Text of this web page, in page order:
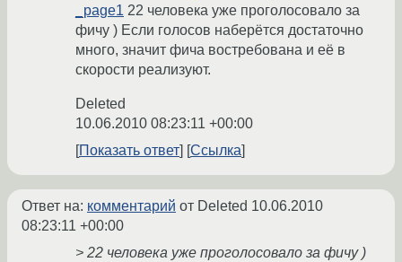
_page1 22 человека уже проголосовало за
фичу ) Если голосов наберётся достаточно
много, значит фича востребована и её в
скорости реализуют.
Deleted
10.06.2010 08:23:11 +00:00
Показать ответ
Ссылка
Ответ на: комментарий от Deleted 10.06.2010
08:23:11 +00:00
> 22 человека уже проголосовало за фичу )